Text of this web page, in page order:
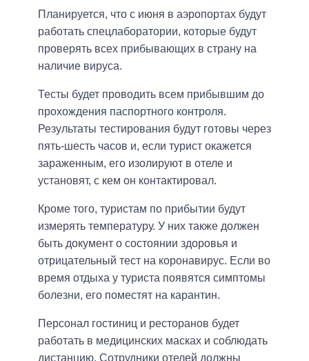
Планируется, что с июня в аэропортах будут
работать спецлаборатории, которые будут
проверять всех прибывающих в страну на
наличие вируса.
Тесты будет проводить всем прибывшим до
прохождения паспортного контроля.
Результаты тестирования будут готовы через
пять-шесть часов и, если турист окажется
зараженным, его изолируют в отеле и
установят, с кем он контактировал.
Кроме того, туристам по прибытии будут
измерять температуру. У них также должен
быть документ о состоянии здоровья и
отрицательный тест на коронавирус. Если во
время отдыха у туриста появятся симптомы
болезни, его поместят на карантин.
Персонал гостиниц и ресторанов будет
работать в медицинских масках и соблюдать
дистанцию. Сотрудники отелей должны